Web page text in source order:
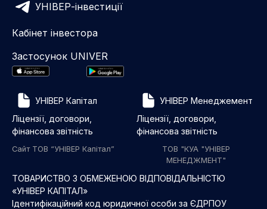
УНІВЕР-інвестиції
Кабінет інвестора
Застосунок UNIVER
УНІВЕР Капітал
Ліцензії, договори,
фінансова звітність
Сайт ТОВ “УНІВЕР Капітал”
УНІВЕР Менеджемент
Ліцензії, договори,
фінансова звітність
ТОВ "КУА "УНІВЕР
МЕНЕДЖМЕНТ"
ТОВАРИСТВО З ОБМЕЖЕНОЮ ВІДПОВІДАЛЬНІСТЮ
«УНІВЕР КАПІТАЛ»
Ідентифікаційний код юридичної особи за ЄДРПОУ